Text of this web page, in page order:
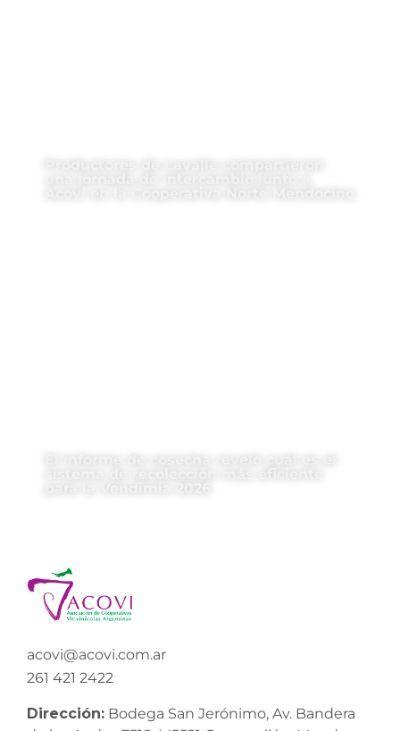
acovi@acovi.com.ar
261 421 2422
Dirección: Bodega San Jerónimo, Av. Bandera